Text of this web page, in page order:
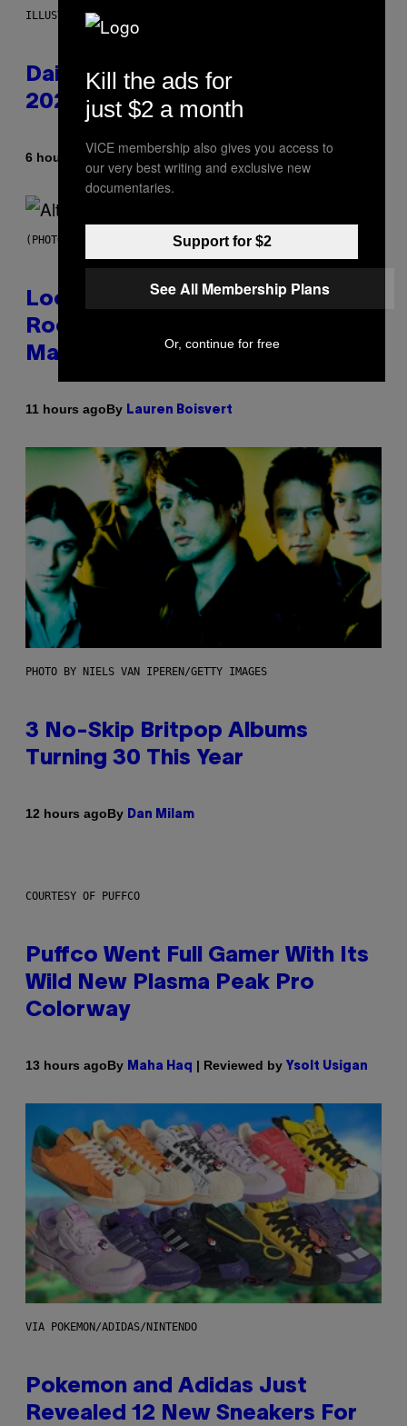
ILLUSTRATION BY REESA.
Daily Horoscope: August 6,
2026
6 hours ago By Ashley Fike
(PHOTO BY MICK HUTSON/REDFERNS)
Looking For the Perfect Alt-
Rock Mixtape for Your Boo? I
Made It for You Already
11 hours agoBy Lauren Boisvert
PHOTO BY NIELS VAN IPEREN/GETTY IMAGES
3 No-Skip Britpop Albums
Turning 30 This Year
12 hours agoBy Dan Milam
COURTESY OF PUFFCO
Puffco Went Full Gamer With Its
Wild New Plasma Peak Pro
Colorway
13 hours agoBy Maha Haq | Reviewed by Ysolt Usigan
VIA POKEMON/ADIDAS/NINTENDO
Pokemon and Adidas Just
Revealed 12 New Sneakers For
Kill the ads for
just $2 a month
VICE membership also gives you access to
our very best writing and exclusive new
documentaries.
Support for $2
See All Membership Plans
Or, continue for free